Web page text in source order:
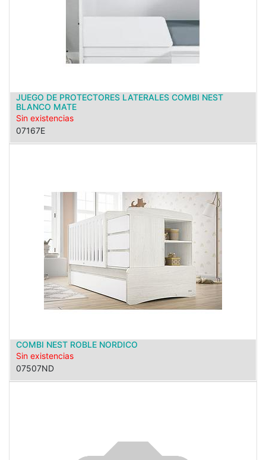
JUEGO DE PROTECTORES LATERALES COMBI NEST
BLANCO MATE
Sin existencias
07167E
COMBI NEST ROBLE NORDICO
Sin existencias
07507ND